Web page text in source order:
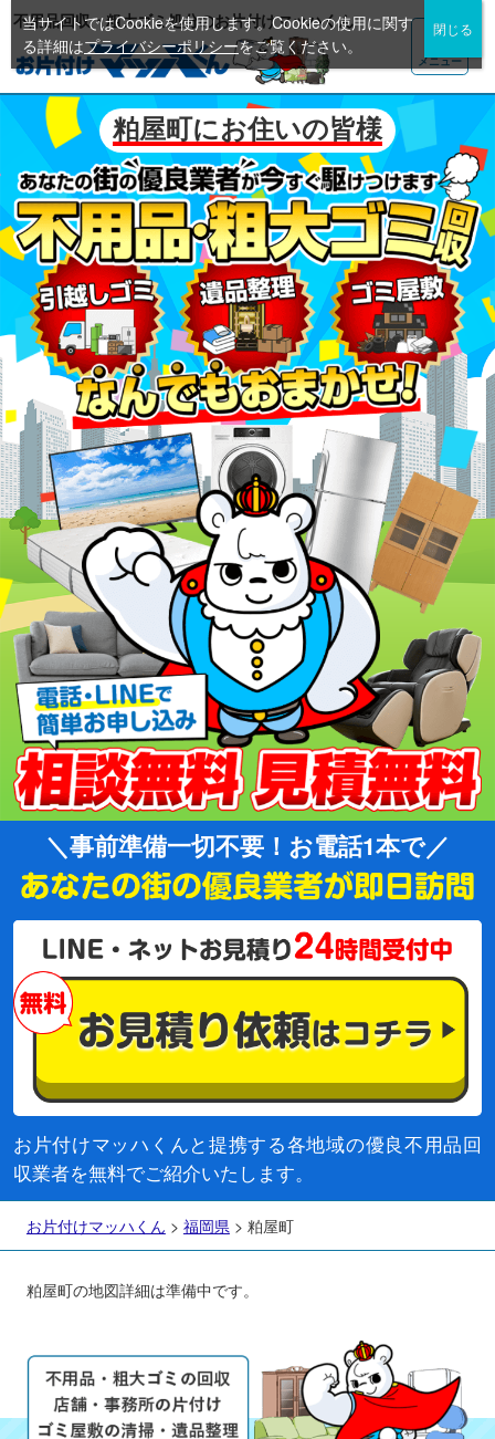
不用品回収・粗大ゴミ処分のお片付けマッハくん
メニュー
粕屋町にお住いの皆様
事前準備一切不要！お電話1本で
お片付けマッハくんと提携する各地域の優良不用品回
収業者を無料でご紹介いたします。
お片付けマッハくん > 福岡県 > 粕屋町
粕屋町の地図詳細は準備中です。
当サイトではCookieを使用します。Cookieの使用に関す
る詳細はプライバシーポリシーをご覧ください。